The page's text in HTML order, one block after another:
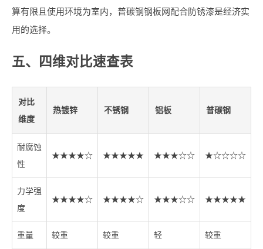
算有限且使用环境为室内，普碳钢钢板网配合防锈漆是经济实
用的选择。
五、四维对比速查表
对比
维度
热镀锌 不锈钢 铝板 普碳钢
耐腐蚀
性
★★★★☆ ★★★★★ ★★★☆☆ ★☆☆☆☆
力学强
度
★★★★☆ ★★★★☆ ★★★☆☆ ★★★★★
重量 较重 较重 轻 较重